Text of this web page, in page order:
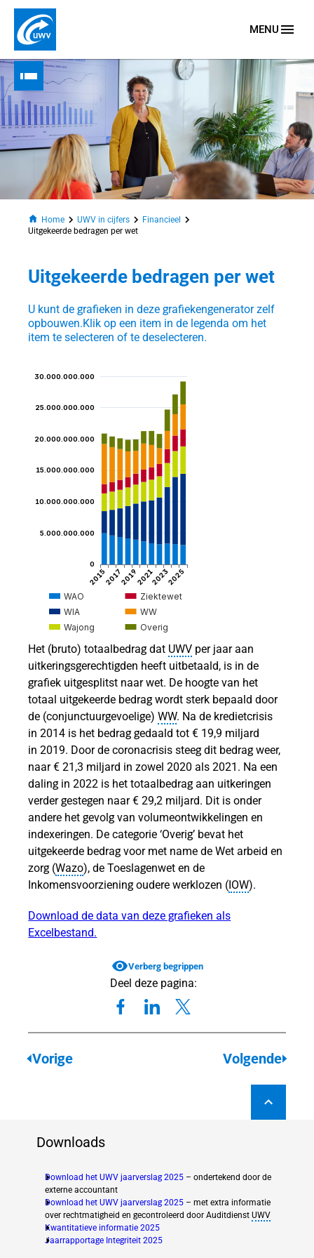
Naar homepage
MENU
leeftijd
Home UWV in cijfers
Financieel
Uitgekeerde bedragen per wet
Uitgekeerde bedragen per wet
U kunt de grafieken in deze grafiekengenerator zelf
opbouwen.Klik op een item in de legenda om het
item te selecteren of te deselecteren.
0
5.000.000.000
10.000.000.000
15.000.000.000
20.000.000.000
25.000.000.000
30.000.000.000
201520172019202120232025
WAO
WIA
Wajong
Ziektewet
WW
Overig
Het (bruto) totaalbedrag dat UWV per jaar aan
uitkeringsgerechtigden heeft uitbetaald, is in de
grafiek uitgesplitst naar wet. De hoogte van het
totaal uitgekeerde bedrag wordt sterk bepaald door
de (conjunctuurgevoelige)WW. Na de kredietcrisis
in 2014 is het bedrag gedaald tot € 19,9 miljard
in 2019. Door de coronacrisis steeg dit bedrag weer,
naar € 21,3 miljard in zowel 2020 als 2021. Na een
daling in 2022 is het totaalbedrag aan uitkeringen
verder gestegen naar € 29,2 miljard. Dit is onder
andere het gevolg van volumeontwikkelingen en
indexeringen. De categorie ‘Overig’ bevat het
uitgekeerde bedrag voor met name de Wet arbeid en
zorg (Wazo), de Toeslagenwet en de
Inkomensvoorziening oudere werklozen ( IOW).
Download de data van deze grafieken als
Excelbestand.
Verberg begrippen
Deel deze pagina:
Vorige Volgende
Downloads
Download het UWV jaarverslag 2025 – ondertekend door de
externe accountant
Download het UWV jaarverslag 2025 – met extra informatie
over rechtmatigheid en gecontroleerd door Auditdienst UWV
Kwantitatieve informatie 2025
Jaarrapportage Integriteit 2025